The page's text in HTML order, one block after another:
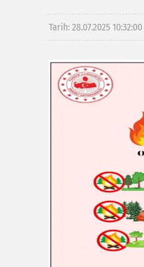
Tarih: 28.07.2025 10:32:00